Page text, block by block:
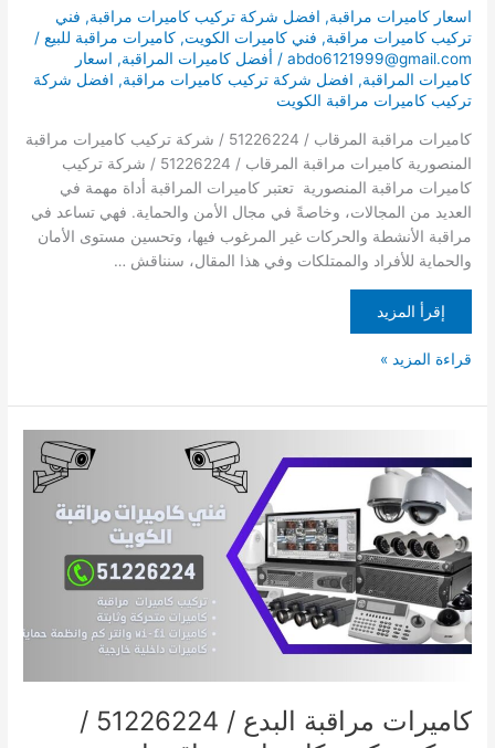
اسعار كاميرات مراقبة, افضل شركة تركيب كاميرات مراقبة, فني
تركيب كاميرات مراقبة, فني كاميرات الكويت,كاميرات مراقبة للبيع /
abdo6121999@gmail.com
/ أفضل كاميرات المراقبة, اسعار
كاميرات المراقبة, افضل شركة تركيب كاميرات مراقبة, افضل شركة
تركيب كاميرات مراقبة الكويت
كاميرات مراقبة المرقاب / 51226224 / شركة تركيب كاميرات مراقبة
المنصورية كاميرات مراقبة المرقاب / 51226224 / شركة تركيب
كاميرات مراقبة المنصورية تعتبر كاميرات المراقبة أداة مهمة في
العديد من المجالات، وخاصةً في مجال الأمن والحماية. فهي تساعد في
مراقبة الأنشطة والحركات غير المرغوب فيها، وتحسين مستوى الأمان
والحماية للأفراد والممتلكات وفي هذا المقال، سنناقش …
إقرأ المزيد
قراءة المزيد »
كاميرات مراقبة البدع / 51226224 /
مراقبة
البدع
/
51226224
/
شركة
تركيب
كاميرات
مراقبة